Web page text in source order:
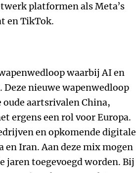
platformen als Meta’s
en TikTok.
waarbij AI en
Deze nieuwe wapenwedloop
oude aartsrivalen China,
ergens een rol voor Europa.
en opkomende digitale
en Iran. Aan deze mix mogen
jaren toegevoegd worden. Bij